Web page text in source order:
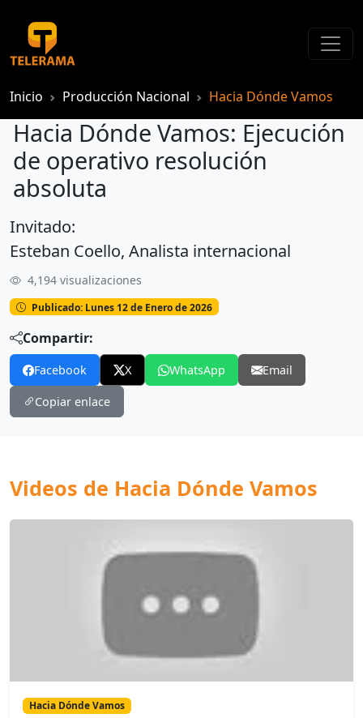
Inicio Producción Nacional Hacia Dónde Vamos
Hacia Dónde Vamos: Ejecución
de operativo resolución
absoluta
Invitado:
Esteban Coello, Analista internacional
4,194 visualizaciones
Publicado: Lunes 12 de Enero de 2026
Compartir:
Facebook X WhatsApp Email
Copiar enlace
Videos de Hacia Dónde Vamos
Hacia Dónde Vamos